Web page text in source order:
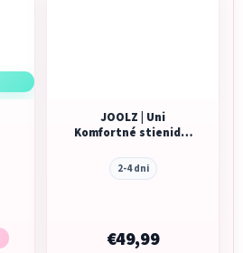
JOOLZ | Uni
Komfortné stienidlo
2-4 dni
€49,99